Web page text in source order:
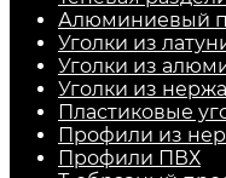
Алюминиевый
Уголки из
Уголки из
Уголки из
Пластиковые
Профили из
Профили ПВХ